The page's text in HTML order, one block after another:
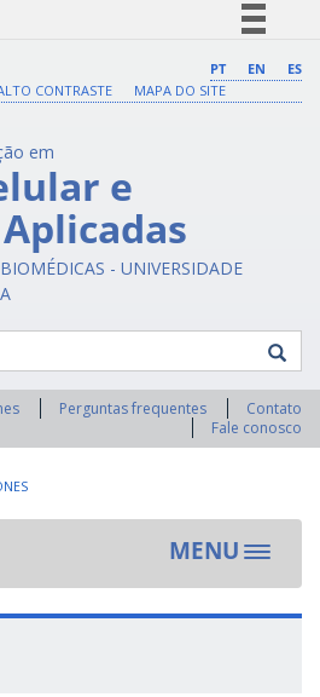
Comunica BR
Legislação
Canais
PT EN
ES
CONTRASTE MAPA DO SITE
em
e
- UNIVERSIDADE
Perguntas frequentes
Contato
Fale conosco
MENU
Toggle